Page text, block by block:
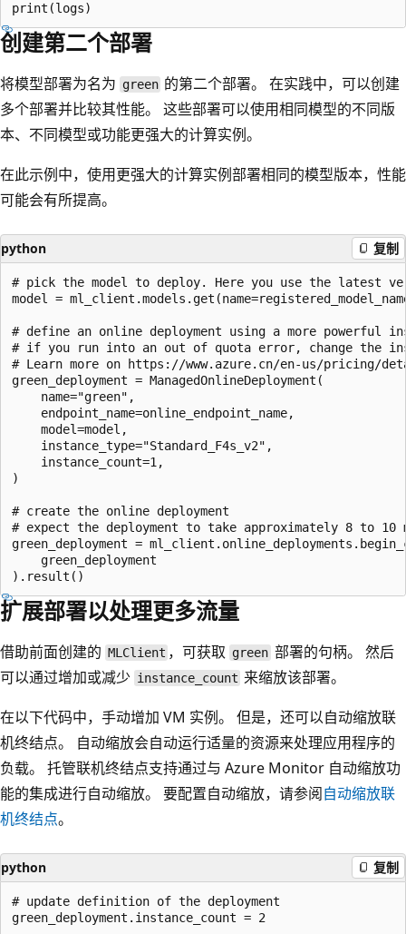
创建第二个部署
将模型部署为名为 green 的第二个部署。 在实践中，可以创建
多个部署并比较其性能。 这些部署可以使用相同模型的不同版
本、不同模型或功能更强大的计算实例。
在此示例中，使用更强大的计算实例部署相同的模型版本，性能
可能会有所提高。
python 复制
# pick the model to deploy. Here you use the latest
model =
# define an online deployment using a more powerful
# if you run into an out of quota error, change the
# Learn more on https://www.azure.cn/en-us/pricing/
green_deployment = ManagedOnlineDeployment(
    name="green",
    endpoint_name=online_endpoint_name,
    model=model,
    instance_type="Standard_F4s_v2",
    instance_count=1,
)
# create the online deployment
# expect the deployment to take approximately 8 to 10
green_deployment =
    green_deployment
扩展部署以处理更多流量
借助前面创建的 MLClient ，可获取 green部署的句柄。 然后
可以通过增加或减少 instance_count 来缩放该部署。
在以下代码中，手动增加 VM 实例。 但是，还可以自动缩放联
机终结点。 自动缩放会自动运行适量的资源来处理应用程序的
负载。 托管联机终结点支持通过与 Azure Monitor 自动缩放功
能的集成进行自动缩放。 要配置自动缩放，请参阅自动缩放联
机终结点。
python 复制
# update definition of the deployment
green_deployment.instance_count = 2